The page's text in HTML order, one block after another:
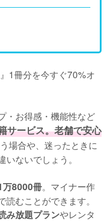
1冊分を今すぐ70%オ
・お得感・機能性など
サービス。老舗で安心
場合や、迷ったときに
ないでしょう。
万8000冊。マイナー作
むことができます。
み放題プランやレンタ